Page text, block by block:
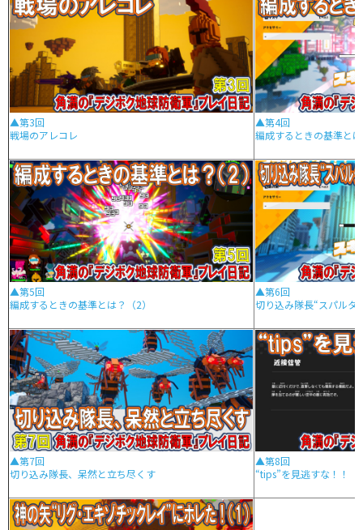
▲第3回
戦場のアレコレ
▲第4回
編成するときの基準と
▲第5回
編成するときの基準とは？（2）
▲第6回
切り込み隊長“スパルタ
▲第7回
切り込み隊長、呆然と立ち尽くす
▲第8回
“tips”を見逃すな！！